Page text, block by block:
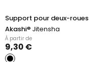
Support pour deux-roues
Akashi® Jitensha
À partir de
9,30 €